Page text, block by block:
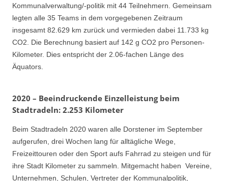
Kommunalverwaltung/-politik mit 44 Teilnehmern. Gemeinsam
legten alle 35 Teams in dem vorgegebenen Zeitraum
insgesamt 82.629 km zurück und vermieden dabei 11.733 kg
CO2. Die Berechnung basiert auf 142 g CO2 pro Personen-
Kilometer. Dies entspricht der 2.06-fachen Länge des
Äquators.
2020 – Beeindruckende Einzelleistung beim
Stadtradeln: 2.253 Kilometer
Beim Stadtradeln 2020 waren alle Dorstener im September
aufgerufen, drei Wochen lang für alltägliche Wege,
Freizeittouren oder den Sport aufs Fahrrad zu steigen und für
ihre Stadt Kilometer zu sammeln. Mitgemacht haben Vereine,
Unternehmen, Schulen, Vertreter der Kommunalpolitik,